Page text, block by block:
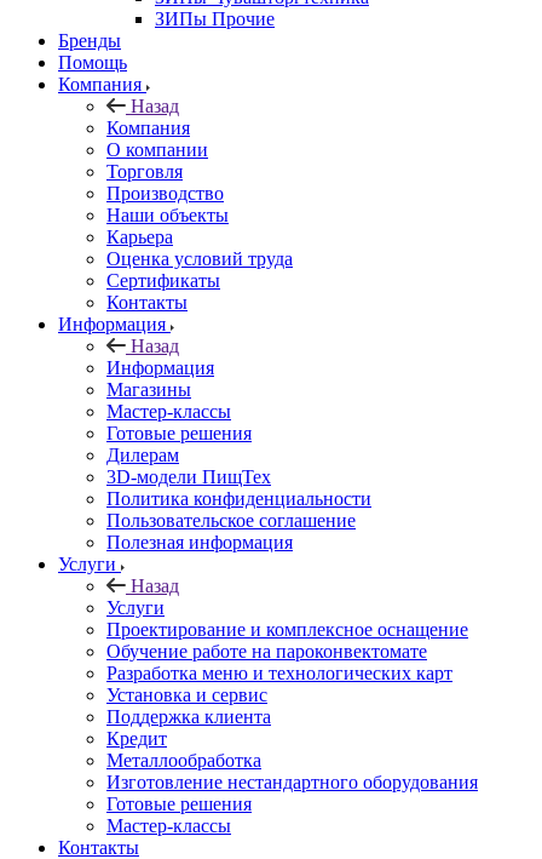
ЗИПы Прочие
Бренды
Помощь
Компания
Назад
Компания
О компании
Торговля
Производство
Наши объекты
Карьера
Оценка условий труда
Сертификаты
Контакты
Информация
Назад
Информация
Магазины
Мастер-классы
Готовые решения
Дилерам
3D-модели ПищТех
Политика конфиденциальности
Пользовательское соглашение
Полезная информация
Услуги
Назад
Услуги
Проектирование и комплексное оснащение
Обучение работе на пароконвектомате
Разработка меню и технологических карт
Установка и сервис
Поддержка клиента
Кредит
Металлообработка
Изготовление нестандартного оборудования
Готовые решения
Мастер-классы
Контакты